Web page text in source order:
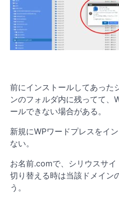
前にインストールしてあった
ンのフォルダ内に残ってて、
ールできない場合がある。
新規にWPワードプレスをイ
ない。
お名前.comで、シリウスサ
切り替える時は当該ドメイン
う。